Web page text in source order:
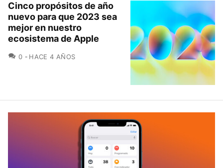
Cinco propósitos de año
nuevo para que 2023 sea
mejor en nuestro
ecosistema de Apple
0 COMENTARIOS
HACE 4 AÑOS